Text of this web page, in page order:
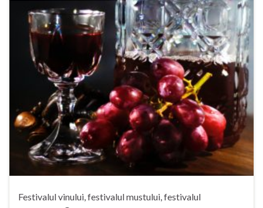
Festivalul vinului, festivalul mustului, festivalul